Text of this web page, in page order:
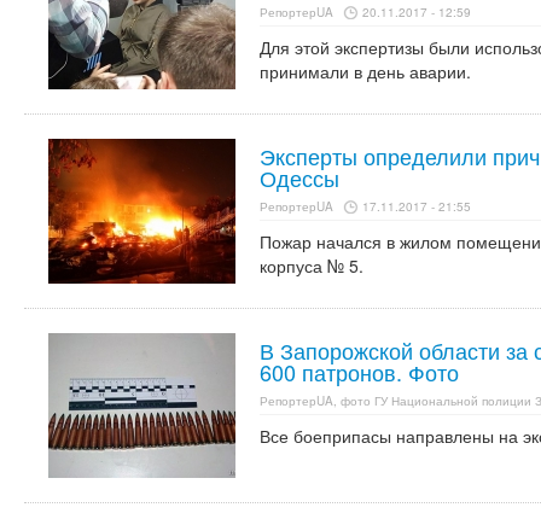
РепортерUA 20.11.2017 - 12:59
Для этой экспертизы были
принимали в день аварии.
Эксперты определили
Одессы
РепортерUA 17.11.2017 - 21:55
Пожар начался в жилом
корпуса № 5.
В Запорожской области за
600 патронов. Фото
РепортерUA, фото ГУ Национальной полиции
Все боеприпасы направлены на